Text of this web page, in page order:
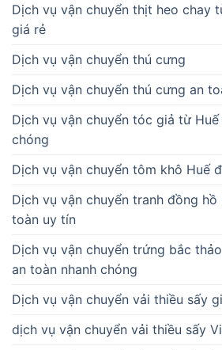
Dịch vụ vận chuyển thịt heo chay
giá rẻ
Dịch vụ vận chuyển thú cưng
Dịch vụ vận chuyển thú cưng an
Dịch vụ vận chuyển tóc giả từ
chóng
Dịch vụ vận chuyển tôm khô Huế
Dịch vụ vận chuyển tranh đồng hồ
toàn uy tín
Dịch vụ vận chuyển trứng bắc
an toàn nhanh chóng
Dịch vụ vận chuyển vải thiều sấy
dịch vụ vận chuyển vải thiều sấy